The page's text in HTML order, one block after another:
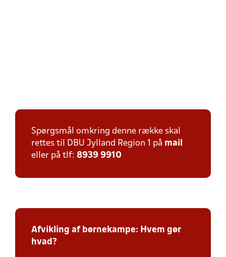
Spørgsmål omkring denne række skal
rettes til DBU Jylland Region 1 på mail
eller på tlf: 8939 9910
Afvikling af børnekampe: Hvem gør
hvad?